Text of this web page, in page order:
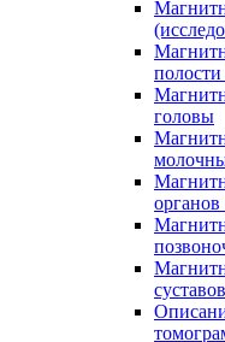
головы
органов
суставов